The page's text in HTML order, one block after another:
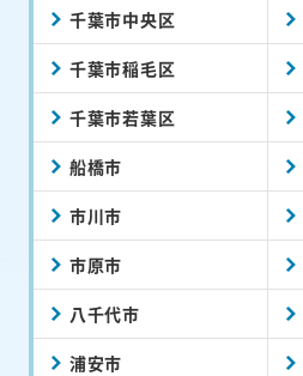
千葉市中央区
千葉市稲毛区
千葉市若葉区
船橋市
市川市
市原市
八千代市
浦安市